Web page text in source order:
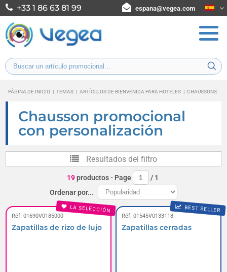
+33 1 86 63 81 99 espana@vegea.com
PÁGINA DE INICIO | TEMAS | ARTÍCULOS DE BIENVENIDA PARA HOTELES | CHAUSSONS
Chausson promocional
con personalización
Resultados del filtro
19productos- Page / 1
Ordenar por...
LA SELECCIÓN
Réf. 01690V0185000
Zapatillas de rizo de lujo
BEST SELLER
Réf. 01545V0133118
Zapatillas cerradas